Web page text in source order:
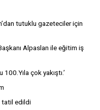
tutuklu gazeteciler için
Alpaslan ile eğitim iş
çok yakıştı.’
tatil edildi